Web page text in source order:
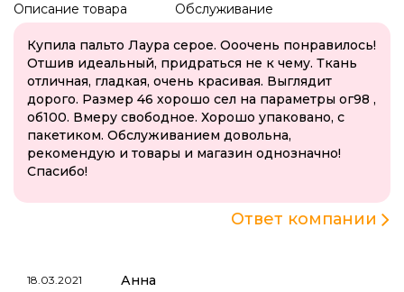
Описание товара Обслуживание
Купила пальто Лаура серое. Ооочень понравилось!
Отшив идеальный, придраться не к чему. Ткань
отличная, гладкая, очень красивая. Выглядит
дорого. Размер 46 хорошо сел на параметры ог98 ,
об100. Вмеру свободное. Хорошо упаковано, с
пакетиком. Обслуживанием довольна,
рекомендую и товары и магазин однозначно!
Спасибо!
Ответ компании
18.03.2021 Анна